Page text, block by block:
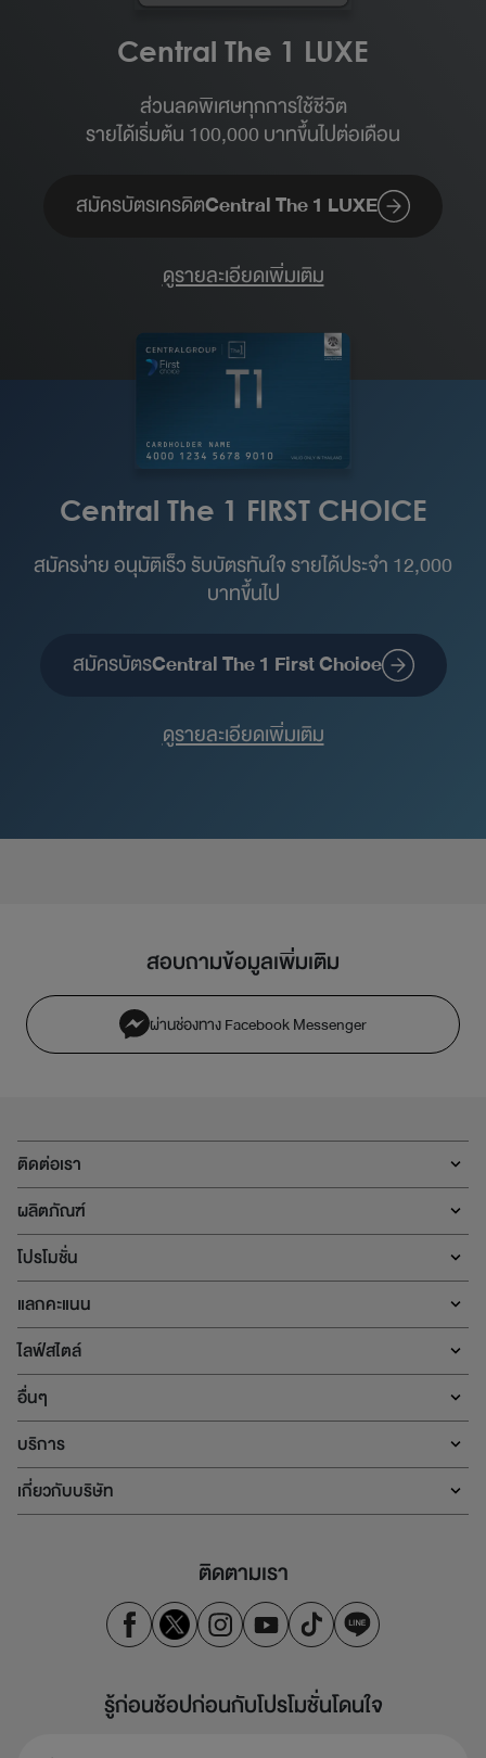
Central The 1 LUXE
ส่วนลดพิเศษทุกการใช้ชีวิต
รายได้เริ่มต้น 100,000 บาทขึ้นไปต่อเดือน​
สมัครบัตรเครดิตCentral The 1 LUXE
ดูรายละเอียดเพิ่มเติม
Central The 1 FIRST CHOICE
สมัครง่าย อนุมัติเร็ว รับบัตรทันใจ รายได้ประจำ 12,000
บาทขึ้นไป
สมัครบัตรCentral The 1 First Choice
ดูรายละเอียดเพิ่มเติม
สอบถามข้อมูลเพิ่มเติม
ผ่านช่องทาง Facebook Messenger
ติดต่อเรา
ผลิตภัณฑ์
โปรโมชั่น
แลกคะแนน
ไลฟ์สไตล์
อื่นๆ
บริการ
เกี่ยวกับบริษัท
ติดตามเรา
รู้ก่อนช้อปก่อนกับโปรโมชั่นโดนใจ